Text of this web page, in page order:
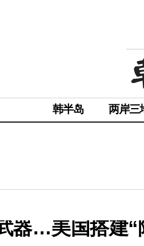
韩半岛 两岸三
器…美国搭建“